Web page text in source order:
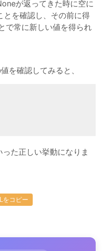
が返ってきた時に空に
とを確認し、その前に得
で常に新しい値を得られ
を確認してみると、
た正しい挙動になりま
をコピー